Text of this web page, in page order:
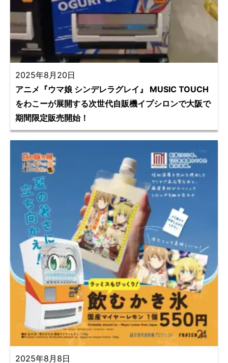
2025年8月20日
アニメ『ウマ娘 シンデレラグレイ』 MUSIC TOUCH
をわこーが展開する次世代自販機イプシロンで大阪で
期間限定販売開始！
2025年8月8日